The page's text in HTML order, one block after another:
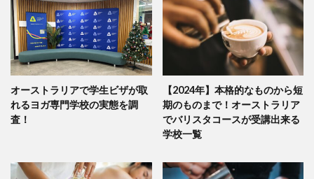
オーストラリアで学生ビザが取
れるヨガ専門学校の実態を調
査！
【2024年】本格的なものから短
期のものまで！オーストラリア
でバリスタコースが受講出来る
学校一覧